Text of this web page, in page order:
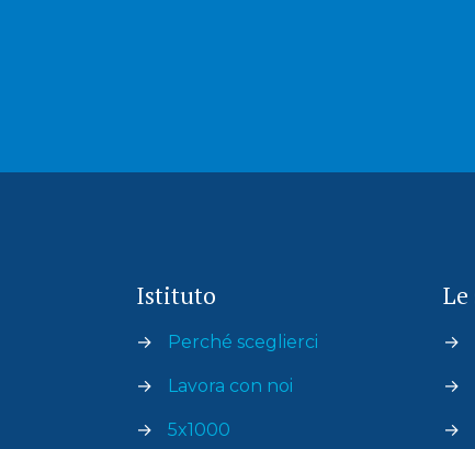
Istituto
→ Perché sceglierci
→ Lavora con noi
→ 5x1000
Le
→
→
→